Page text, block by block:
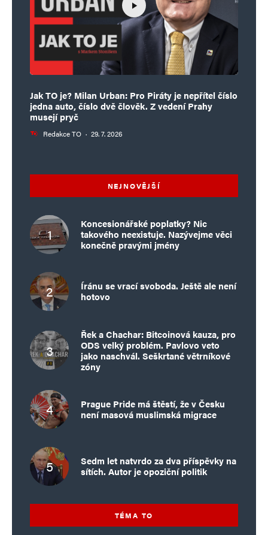
Jak TO je? Milan Urban: Pro Piráty je nepřítel číslo
jedna auto, číslo dvě člověk. Z vedení Prahy
musejí pryč
Redakce TO · 29. 7. 2026
NEJNOVĚJŠÍ
Koncesionářské poplatky? Nic
takového neexistuje. Nazývejme věci
konečně pravými jmény
Íránu se vrací svoboda. Ještě ale není
hotovo
Řek a Chachar: Bitcoinová kauza, pro
ODS velký problém. Pavlovo veto
jako naschvál. Seškrtané větrníkové
zóny
Prague Pride má štěstí, že v Česku
není masová muslimská migrace
Sedm let natvrdo za dva příspěvky na
sítích. Autor je opoziční politik
TÉMA TO